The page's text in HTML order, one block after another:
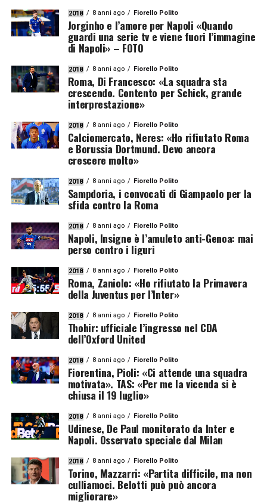
2018 8 anni ago Fiorello Polito
Jorginho e l’amore per Napoli «Quando
guardi una serie tv e viene fuori l’immagine
di Napoli» – FOTO
2018 8 anni ago Fiorello Polito
Roma, Di Francesco: «La squadra sta
crescendo. Contento per Schick, grande
interprestazione»
2018 8 anni ago Fiorello Polito
Calciomercato, Neres: «Ho rifiutato Roma
e Borussia Dortmund. Devo ancora
crescere molto»
2018 8 anni ago Fiorello Polito
Sampdoria, i convocati di Giampaolo per la
sfida contro la Roma
2018 8 anni ago Fiorello Polito
Napoli, Insigne è l’amuleto anti-Genoa: mai
perso contro i liguri
2018 8 anni ago Fiorello Polito
Roma, Zaniolo: «Ho rifiutato la Primavera
della Juventus per l’Inter»
2018 8 anni ago Fiorello Polito
Thohir: ufficiale l’ingresso nel CDA
dell’Oxford United
2018 8 anni ago Fiorello Polito
Fiorentina, Pioli: «Ci attende una squadra
motivata». TAS: «Per me la vicenda si è
chiusa il 19 luglio»
2018 8 anni ago Fiorello Polito
Udinese, De Paul monitorato da Inter e
Napoli. Osservato speciale dal Milan
2018 8 anni ago Fiorello Polito
Torino, Mazzarri: «Partita difficile, ma non
culliamoci. Belotti può può ancora
migliorare»